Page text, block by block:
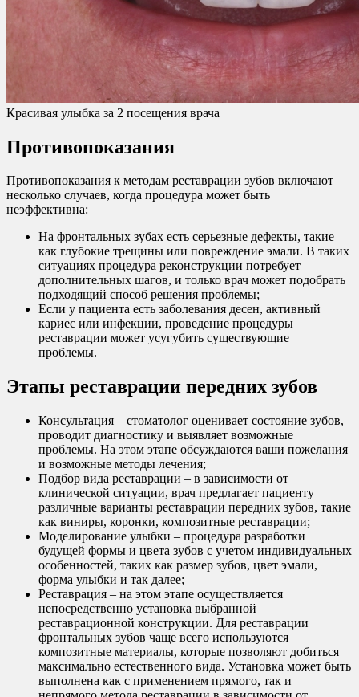
Красивая улыбка за 2 посещения врача
Противопоказания
Противопоказания к методам реставрации зубов включают
несколько случаев, когда процедура может быть
неэффективна:
На фронтальных зубах есть серьезные дефекты, такие
как глубокие трещины или повреждение эмали. В таких
ситуациях процедура реконструкции потребует
дополнительных шагов, и только врач может подобрать
подходящий способ решения проблемы;
Если у пациента есть заболевания десен, активный
кариес или инфекции, проведение процедуры
реставрации может усугубить существующие
проблемы.
Этапы реставрации передних зубов
Консультация – стоматолог оценивает состояние зубов,
проводит диагностику и выявляет возможные
проблемы. На этом этапе обсуждаются ваши пожелания
и возможные методы лечения;
Подбор вида реставрации – в зависимости от
клинической ситуации, врач предлагает пациенту
различные варианты реставрации передних зубов, такие
как виниры, коронки, композитные реставрации;
Моделирование улыбки – процедура разработки
будущей формы и цвета зубов с учетом индивидуальных
особенностей, таких как размер зубов, цвет эмали,
форма улыбки и так далее;
Реставрация – на этом этапе осуществляется
непосредственно установка выбранной
реставрационной конструкции. Для реставрации
фронтальных зубов чаще всего используются
композитные материалы, которые позволяют добиться
максимально естественного вида. Установка может быть
выполнена как с применением прямого, так и